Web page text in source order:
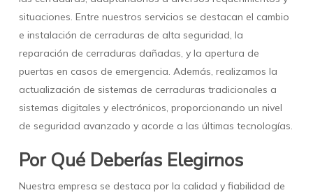
situaciones. Entre nuestros servicios se destacan el cambio
e instalación de cerraduras de alta seguridad, la
reparación de cerraduras dañadas, y la apertura de
puertas en casos de emergencia. Además, realizamos la
actualización de sistemas de cerraduras tradicionales a
sistemas digitales y electrónicos, proporcionando un nivel
de seguridad avanzado y acorde a las últimas tecnologías.
Por Qué Deberías Elegirnos
Nuestra empresa se destaca por la calidad y fiabilidad de